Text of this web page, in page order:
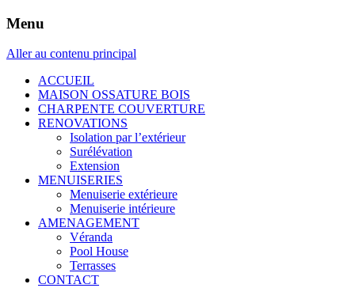
Menu
Aller au contenu principal
ACCUEIL
MAISON OSSATURE BOIS
CHARPENTE COUVERTURE
RENOVATIONS
Isolation par l’extérieur
Surélévation
Extension
MENUISERIES
Menuiserie extérieure
Menuiserie intérieure
AMENAGEMENT
Véranda
Pool House
Terrasses
CONTACT